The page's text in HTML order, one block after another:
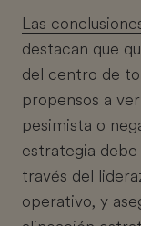
Las
destacan que
del centro de
propensos a
pesimista o
estrategia
través del
operativo, y